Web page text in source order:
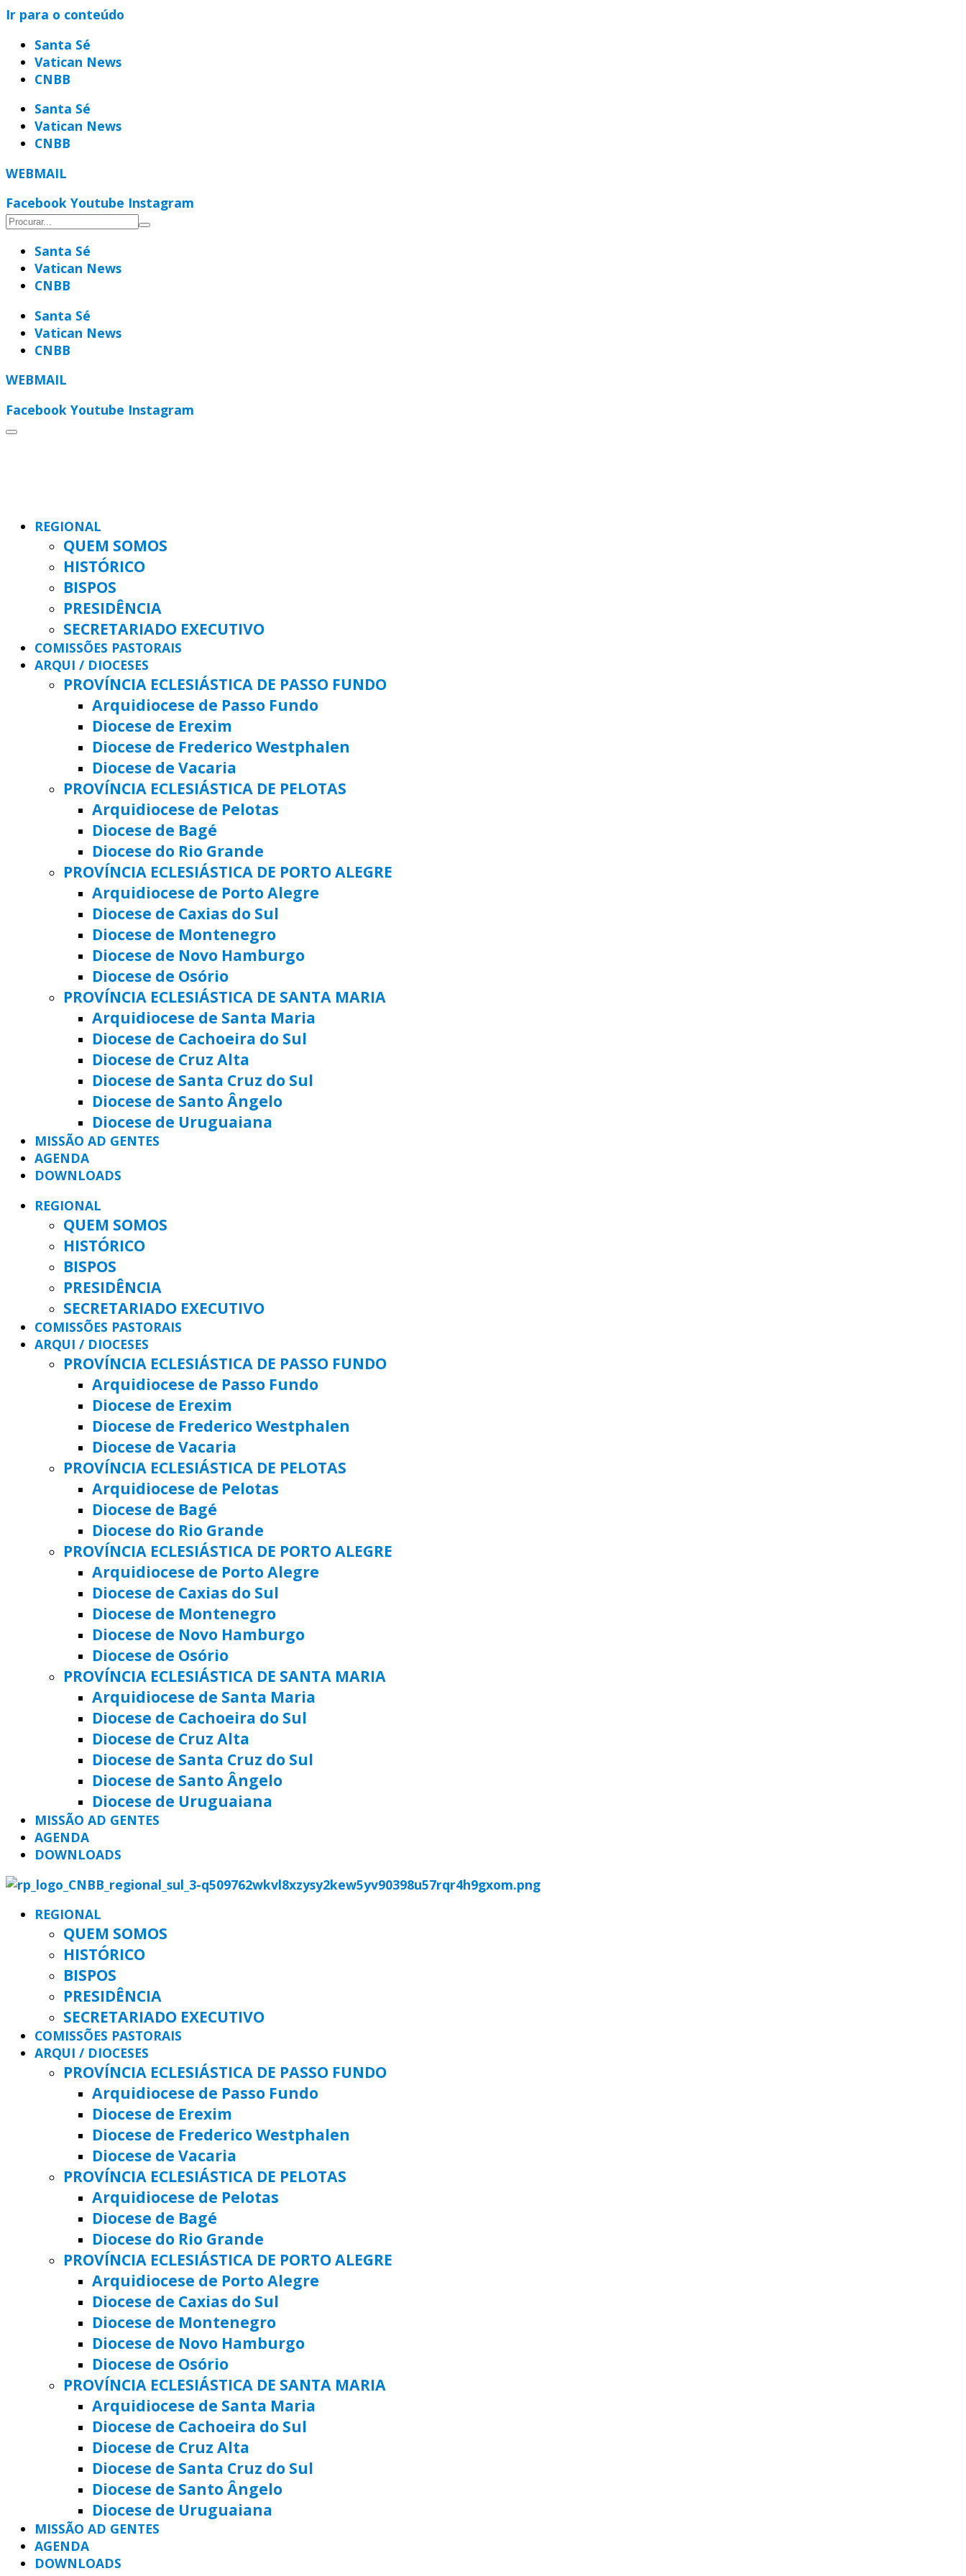
Ir para o conteúdo
Santa Sé
Vatican News
CNBB
Santa Sé
Vatican News
CNBB
WEBMAIL
Facebook Youtube Instagram
Santa Sé
Vatican News
CNBB
Santa Sé
Vatican News
CNBB
WEBMAIL
Facebook Youtube Instagram
REGIONAL
QUEM SOMOS
HISTÓRICO
BISPOS
PRESIDÊNCIA
SECRETARIADO EXECUTIVO
COMISSÕES PASTORAIS
ARQUI / DIOCESES
PROVÍNCIA ECLESIÁSTICA DE PASSO FUNDO
Arquidiocese de Passo Fundo
Diocese de Erexim
Diocese de Frederico Westphalen
Diocese de Vacaria
PROVÍNCIA ECLESIÁSTICA DE PELOTAS
Arquidiocese de Pelotas
Diocese de Bagé
Diocese do Rio Grande
PROVÍNCIA ECLESIÁSTICA DE PORTO ALEGRE
Arquidiocese de Porto Alegre
Diocese de Caxias do Sul
Diocese de Montenegro
Diocese de Novo Hamburgo
Diocese de Osório
PROVÍNCIA ECLESIÁSTICA DE SANTA MARIA
Arquidiocese de Santa Maria
Diocese de Cachoeira do Sul
Diocese de Cruz Alta
Diocese de Santa Cruz do Sul
Diocese de Santo Ângelo
Diocese de Uruguaiana
MISSÃO AD GENTES
AGENDA
DOWNLOADS
REGIONAL
QUEM SOMOS
HISTÓRICO
BISPOS
PRESIDÊNCIA
SECRETARIADO EXECUTIVO
COMISSÕES PASTORAIS
ARQUI / DIOCESES
PROVÍNCIA ECLESIÁSTICA DE PASSO FUNDO
Arquidiocese de Passo Fundo
Diocese de Erexim
Diocese de Frederico Westphalen
Diocese de Vacaria
PROVÍNCIA ECLESIÁSTICA DE PELOTAS
Arquidiocese de Pelotas
Diocese de Bagé
Diocese do Rio Grande
PROVÍNCIA ECLESIÁSTICA DE PORTO ALEGRE
Arquidiocese de Porto Alegre
Diocese de Caxias do Sul
Diocese de Montenegro
Diocese de Novo Hamburgo
Diocese de Osório
PROVÍNCIA ECLESIÁSTICA DE SANTA MARIA
Arquidiocese de Santa Maria
Diocese de Cachoeira do Sul
Diocese de Cruz Alta
Diocese de Santa Cruz do Sul
Diocese de Santo Ângelo
Diocese de Uruguaiana
MISSÃO AD GENTES
AGENDA
DOWNLOADS
REGIONAL
QUEM SOMOS
HISTÓRICO
BISPOS
PRESIDÊNCIA
SECRETARIADO EXECUTIVO
COMISSÕES PASTORAIS
ARQUI / DIOCESES
PROVÍNCIA ECLESIÁSTICA DE PASSO FUNDO
Arquidiocese de Passo Fundo
Diocese de Erexim
Diocese de Frederico Westphalen
Diocese de Vacaria
PROVÍNCIA ECLESIÁSTICA DE PELOTAS
Arquidiocese de Pelotas
Diocese de Bagé
Diocese do Rio Grande
PROVÍNCIA ECLESIÁSTICA DE PORTO ALEGRE
Arquidiocese de Porto Alegre
Diocese de Caxias do Sul
Diocese de Montenegro
Diocese de Novo Hamburgo
Diocese de Osório
PROVÍNCIA ECLESIÁSTICA DE SANTA MARIA
Arquidiocese de Santa Maria
Diocese de Cachoeira do Sul
Diocese de Cruz Alta
Diocese de Santa Cruz do Sul
Diocese de Santo Ângelo
Diocese de Uruguaiana
MISSÃO AD GENTES
AGENDA
DOWNLOADS